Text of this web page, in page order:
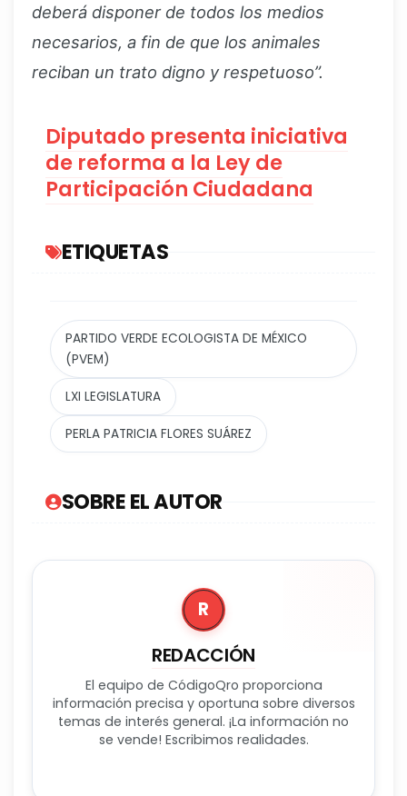
deberá disponer de todos los medios
necesarios, a fin de que los animales
reciban un trato digno y respetuoso”.
Diputado presenta iniciativa
de reforma a la Ley de
Participación Ciudadana
ETIQUETAS
PARTIDO VERDE ECOLOGISTA DE MÉXICO
(PVEM)
LXI LEGISLATURA
PERLA PATRICIA FLORES SUÁREZ
SOBRE EL AUTOR
R
REDACCIÓN
El equipo de CódigoQro proporciona
información precisa y oportuna sobre diversos
temas de interés general. ¡La información no
se vende! Escribimos realidades.